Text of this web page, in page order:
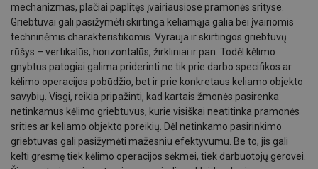
mechanizmas, plačiai paplitęs įvairiausiose pramonės srityse.
Griebtuvai gali pasižymėti skirtinga keliamąja galia bei įvairiomis
techninėmis charakteristikomis. Vyrauja ir skirtingos griebtuvų
rūšys – vertikalūs, horizontalūs, žirkliniai ir pan. Todėl kėlimo
gnybtus patogiai galima priderinti ne tik prie darbo specifikos ar
kėlimo operacijos pobūdžio, bet ir prie konkretaus keliamo objekto
savybių. Visgi, reikia pripažinti, kad kartais žmonės pasirenka
netinkamus kėlimo griebtuvus, kurie visiškai neatitinka pramonės
srities ar keliamo objekto poreikių. Dėl netinkamo pasirinkimo
griebtuvas gali pasižymėti mažesniu efektyvumu. Be to, jis gali
kelti grėsmę tiek kėlimo operacijos sėkmei, tiek darbuotojų gerovei.